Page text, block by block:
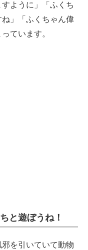
ように」「ふくち
」「ふくちゃん偉
ています。
と遊ぼうね！
を引いていて動物